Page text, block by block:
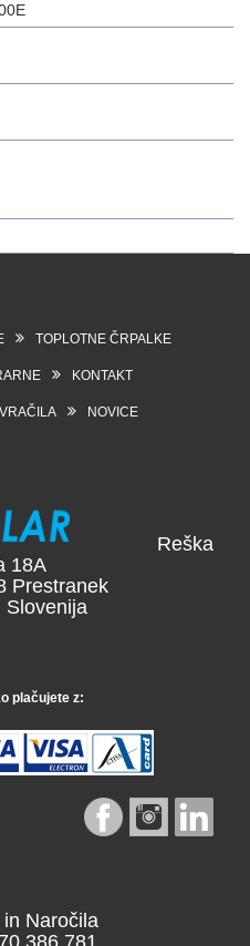
TOPLOTNE ČRPALKE
KONTAKT
NOVICE
Reška
18A
plačujete z:
Naročila
386 781